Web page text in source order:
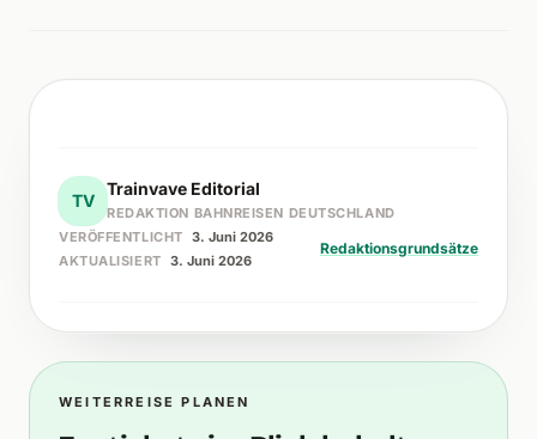
TV
Trainvave Editorial
REDAKTION BAHNREISEN DEUTSCHLAND
VERÖFFENTLICHT 3. Juni 2026
AKTUALISIERT 3. Juni 2026
Redaktionsgrundsätze
WEITERREISE PLANEN